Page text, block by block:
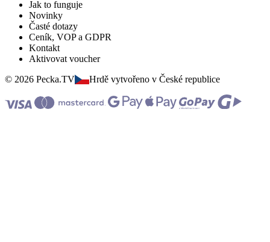
Jak to funguje
Novinky
Časté dotazy
Ceník, VOP a GDPR
Kontakt
Aktivovat voucher
© 2026 Pecka.TV
Hrdě vytvořeno v České republice